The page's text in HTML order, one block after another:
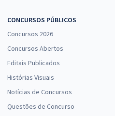
CONCURSOS PÚBLICOS
Concursos 2026
Concursos Abertos
Editais Publicados
Histórias Visuais
Notícias de Concursos
Questões de Concurso